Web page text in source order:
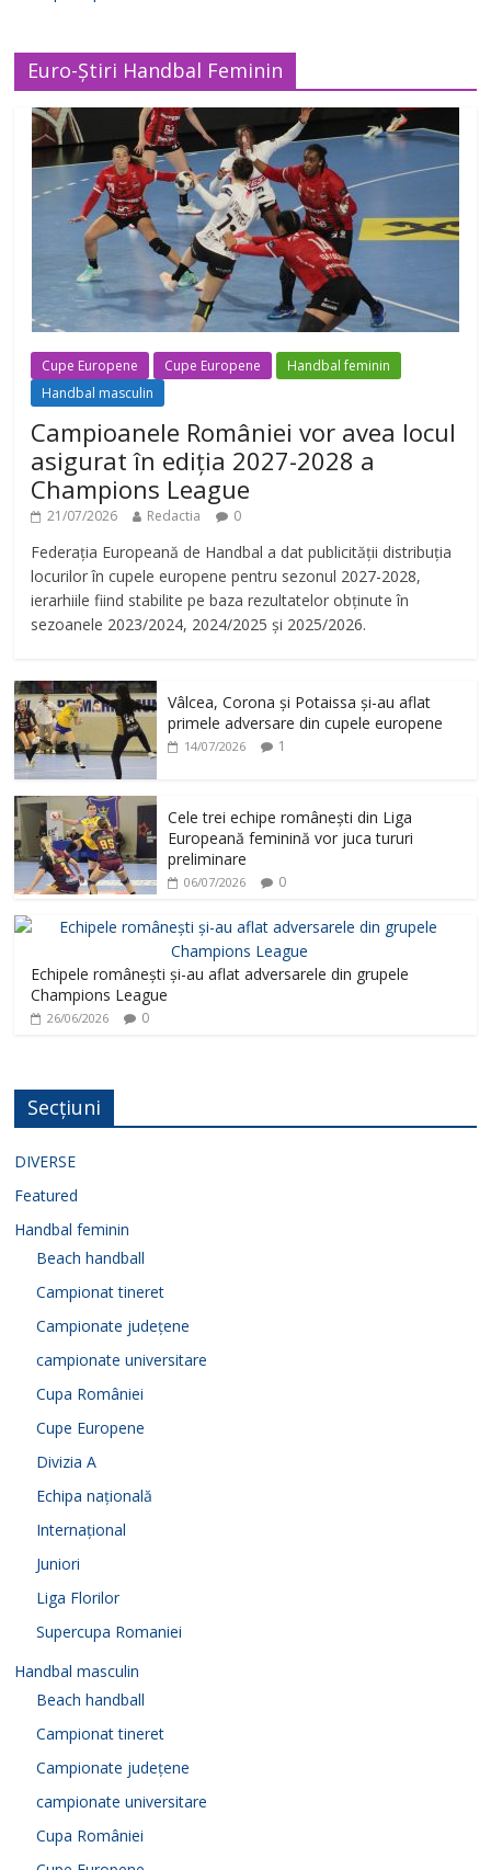
Euro-Știri Handbal Feminin
Cupe Europene Cupe Europene
Handbal feminin
Handbal masculin
Campioanele României vor avea locul
asigurat în ediția 2027-2028 a
Champions League
21/07/2026 Redactia 0
Federația Europeană de Handbal a dat publicității distribuția
locurilor în cupele europene pentru sezonul 2027-2028,
ierarhiile fiind stabilite pe baza rezultatelor obținute în
sezoanele 2023/2024, 2024/2025 și 2025/2026.
Vâlcea, Corona și Potaissa și-au aflat
primele adversare din cupele europene
14/07/2026 1
Cele trei echipe românești din Liga
Europeană feminină vor juca tururi
preliminare
06/07/2026 0
Echipele românești și-au aflat adversarele din grupele
Champions League
26/06/2026 0
Secțiuni
DIVERSE
Featured
Handbal feminin
Beach handball
Campionat tineret
Campionate județene
campionate universitare
Cupa României
Cupe Europene
Divizia A
Echipa națională
Internațional
Juniori
Liga Florilor
Supercupa Romaniei
Handbal masculin
Beach handball
Campionat tineret
Campionate județene
campionate universitare
Cupa României